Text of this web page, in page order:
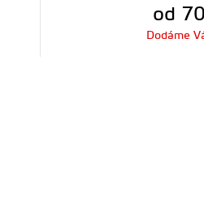
od
Dodáme